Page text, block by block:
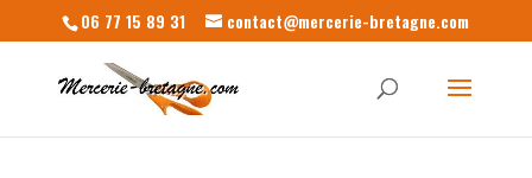
06 77 15 89 31 contact@mercerie-bretagne.com